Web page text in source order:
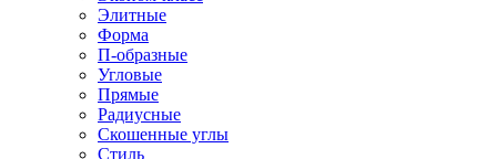
Элитные
Форма
П-образные
Угловые
Прямые
Радиусные
Скошенные углы
Стиль